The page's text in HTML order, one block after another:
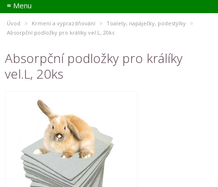
≡ Menu
Úvod » Krmení a vyprazdňování » Toalety, napáječky, podestýlky »
Absorpční podložky pro králíky vel.L, 20ks
Absorpční podložky pro králíky
vel.L, 20ks